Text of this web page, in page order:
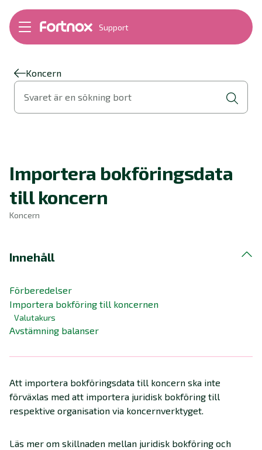
Support
Bokföring
Fakturering
Byt till Fortnox
Felsökning
Support Play
Nyheter
Ordlista
Koncern
Svaret är en sökning bort
Importera bokföringsdata
till koncern
Koncern
Innehåll
Förberedelser
Importera bokföring till koncernen
Valutakurs
Avstämning balanser
Att importera bokföringsdata till koncern ska inte
förväxlas med att importera juridisk bokföring till
respektive organisation via koncernverktyget.
Läs mer om skillnaden mellan juridisk bokföring och